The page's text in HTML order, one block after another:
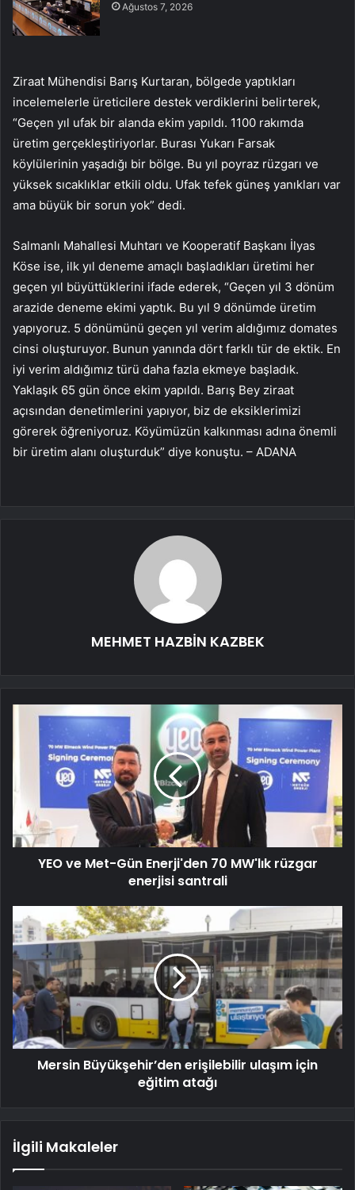
Ağustos 7, 2026
Ziraat Mühendisi Barış Kurtaran, bölgede yaptıkları
incelemelerle üreticilere destek verdiklerini belirterek,
“Geçen yıl ufak bir alanda ekim yapıldı. 1100 rakımda
üretim gerçekleştiriyorlar. Burası Yukarı Farsak
köylülerinin yaşadığı bir bölge. Bu yıl poyraz rüzgarı ve
yüksek sıcaklıklar etkili oldu. Ufak tefek güneş yanıkları var
ama büyük bir sorun yok” dedi.
Salmanlı Mahallesi Muhtarı ve Kooperatif Başkanı İlyas
Köse ise, ilk yıl deneme amaçlı başladıkları üretimi her
geçen yıl büyüttüklerini ifade ederek, “Geçen yıl 3 dönüm
arazide deneme ekimi yaptık. Bu yıl 9 dönümde üretim
yapıyoruz. 5 dönümünü geçen yıl verim aldığımız domates
cinsi oluşturuyor. Bunun yanında dört farklı tür de ektik. En
iyi verim aldığımız türü daha fazla ekmeye başladık.
Yaklaşık 65 gün önce ekim yapıldı. Barış Bey ziraat
açısından denetimlerini yapıyor, biz de eksiklerimizi
görerek öğreniyoruz. Köyümüzün kalkınması adına önemli
bir üretim alanı oluşturduk” diye konuştu. – ADANA
MEHMET HAZBİN KAZBEK
YEO ve Met-Gün Enerji'den 70 MW'lık rüzgar
enerjisi santrali
Mersin Büyükşehir’den erişilebilir ulaşım için
eğitim atağı
İlgili Makaleler